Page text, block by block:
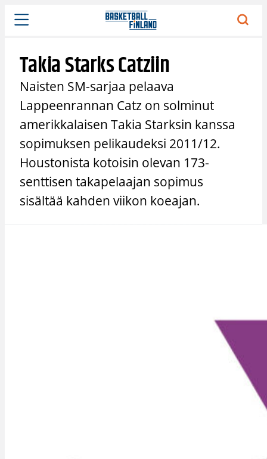
Siirry
sisältöön
Takia Starks Catziin
Naisten SM-sarjaa pelaava
Lappeenrannan Catz on solminut
amerikkalaisen Takia Starksin kanssa
sopimuksen pelikaudeksi 2011/12.
Houstonista kotoisin olevan 173-
senttisen takapelaajan sopimus
sisältää kahden viikon koeajan.